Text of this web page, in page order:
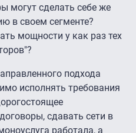
могут сделать себе же
в своем сегменте?
мощности у как раз тех
подхода
исполнять требования
сдавать сети в
работала, а